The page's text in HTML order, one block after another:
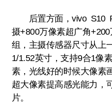
后置方面，vivo S10
摄+800万像素超广角
组，主摄传感器尺寸从上
1/1.52英寸，支持9合1像
素，光线好的时候大像素
超大像素提高感光能力，
片。